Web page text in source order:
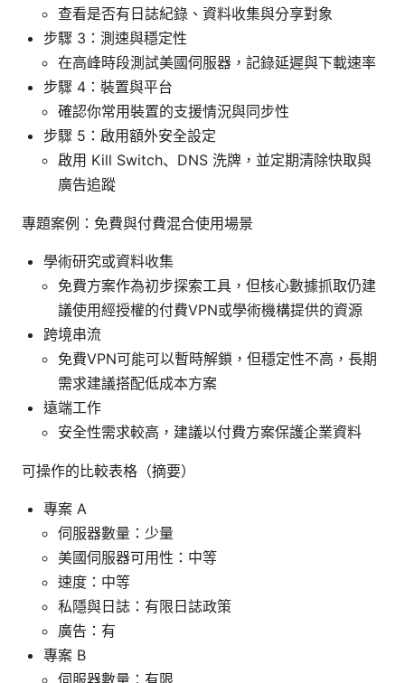
查看是否有日誌紀錄、資料收集與分享對象
步驟 3：測速與穩定性
在高峰時段測試美國伺服器，記錄延遲與下載速率
步驟 4：裝置與平台
確認你常用裝置的支援情況與同步性
步驟 5：啟用額外安全設定
啟用 Kill Switch、DNS 洗牌，並定期清除快取與
廣告追蹤
專題案例：免費與付費混合使用場景
學術研究或資料收集
免費方案作為初步探索工具，但核心數據抓取仍建
議使用經授權的付費VPN或學術機構提供的資源
跨境串流
免費VPN可能可以暫時解鎖，但穩定性不高，長期
需求建議搭配低成本方案
遠端工作
安全性需求較高，建議以付費方案保護企業資料
可操作的比較表格（摘要）
專案 A
伺服器數量：少量
美國伺服器可用性：中等
速度：中等
私隱與日誌：有限日誌政策
廣告：有
專案 B